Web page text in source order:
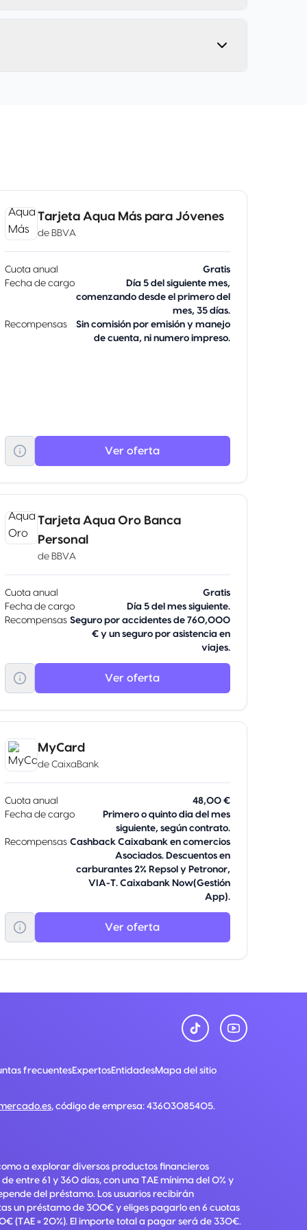
Tarjeta Aqua Más para Jóvenes
de BBVA
Cuota anual
Gratis
Fecha de cargo
Día 5 del siguiente mes,
comenzando desde el primero del
mes, 35 días.
Recompensas
Sin comisión por emisión y manejo
de cuenta, ni numero impreso.
Ver oferta
Tarjeta Aqua Oro Banca
Personal
de BBVA
Cuota anual
Gratis
Fecha de cargo
Día 5 del mes siguiente.
Recompensas Seguro por accidentes de 760,000
€ y un seguro por asistencia en
viajes.
Ver oferta
MyCard
de CaixaBank
Cuota anual
48,00 €
Fecha de cargo
Primero o quinto dia del mes
siguiente, según contrato.
Recompensas Cashback Caixabank en comercios
Asociados. Descuentos en
carburantes 2% Repsol y Petronor,
VIA-T. Caixabank Now(Gestión
App).
Ver oferta
frecuentesExpertosEntidadesMapa del sitio
, código de empresa: 43603085405.
a explorar diversos productos financieros
entre 61 y 360 días, con una TAE mínima del 0% y
del préstamo. Los usuarios recibirán
un préstamo de 300€ y eliges pagarlo en 6 cuotas
(TAE = 20%). El importe total a pagar será de 330€.